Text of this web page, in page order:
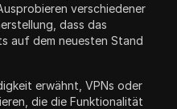
verschiedener
dass das
auf dem neuesten Stand
erwähnt, VPNs oder
die die Funktionalität